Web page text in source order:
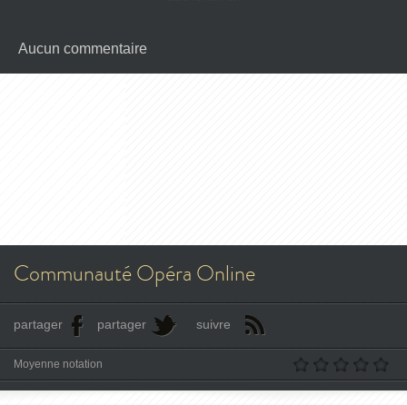
Aucun commentaire
Communauté Opéra Online
partager partager suivre
Moyenne notation